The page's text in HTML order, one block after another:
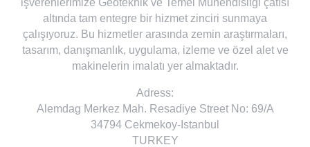
altında tam entegre bir hizmet zinciri sunmaya
çalışıyoruz. Bu hizmetler arasında zemin araştırmaları,
tasarım, danışmanlık, uygulama, izleme ve özel alet ve
makinelerin imalatı yer almaktadır.
Adress:
Alemdag Merkez Mah. Resadiye Street No: 69/A
34794 Cekmekoy-Istanbul
TURKEY